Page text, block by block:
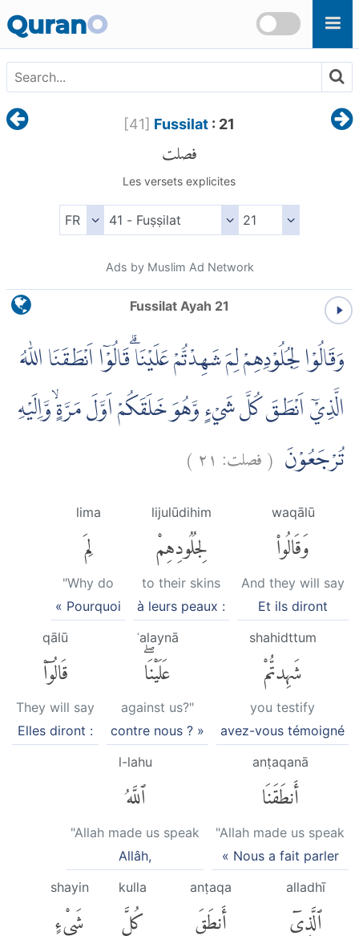
QuranO
[41] Fussilat : 21
فصلت
Les versets explicites
Ads by Muslim Ad Network
Fussilat Ayah 21
وَقَالُوْا لِجُلُوْدِهِمْ لِمَ شَهِدْتُّمْ عَلَيْنَا ۗقَالُوْٓا اَنْطَقَنَا اللّٰهُ
الَّذِيْٓ اَنْطَقَ كُلَّ شَيْءٍ وَّهُوَ خَلَقَكُمْ اَوَّلَ مَرَّةٍۙ وَّاِلَيْهِ
تُرْجَعُوْنَ (فصلت: ٢١)
waqālū
وَقَالُوا۟
And they will say
Et ils diront
lijulūdihim
لِجُلُودِهِمْ
to their skins
à leurs peaux :
lima
لِمَ
"Why do
« Pourquoi
shahidttum
شَهِدتُّمْ
you testify
avez-vous témoigné
ʿalaynā
عَلَيْنَاۖ
against us?"
contre nous ? »
qālū
قَالُوٓا۟
They will say
Elles diront :
anṭaqanā
أَنطَقَنَا
"Allah made us speak
« Nous a fait parler
l-lahu
ٱللَّهُ
"Allah made us speak
Allâh,
alladhī
ٱلَّذِىٓ
anṭaqa
أَنطَقَ
kulla
كُلَّ
shayin
شَىْءٍ